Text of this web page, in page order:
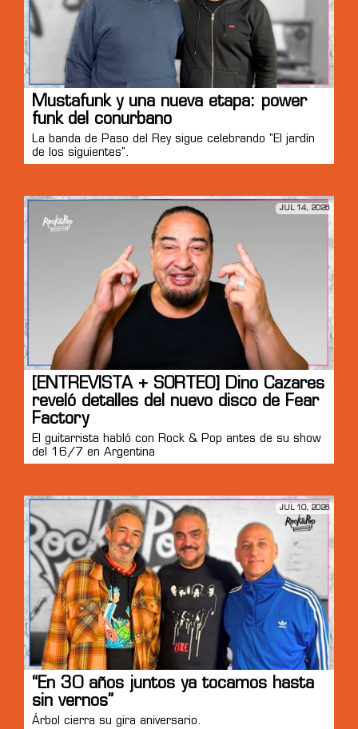
Mustafunk y una nueva etapa: power
funk del conurbano
La banda de Paso del Rey sigue celebrando "El jardín
de los siguientes".
JUL 14, 2026
[ENTREVISTA + SORTEO] Dino Cazares
reveló detalles del nuevo disco de Fear
Factory
El guitarrista habló con Rock & Pop antes de su show
del 16/7 en Argentina
JUL 10, 2026
“En 30 años juntos ya tocamos hasta
sin vernos”
Árbol cierra su gira aniversario.